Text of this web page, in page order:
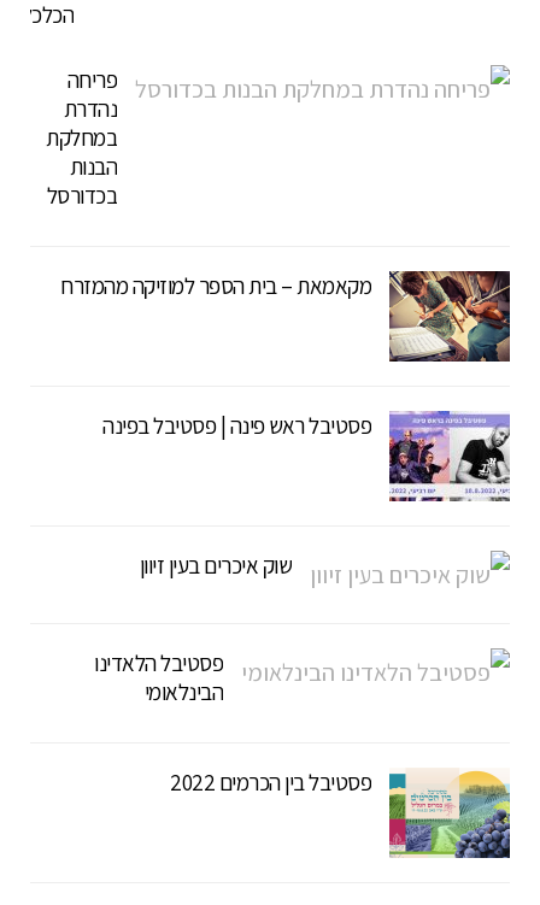
הכלכלית
פריחה
נהדרת
במחלקת
הבנות
בכדורסל
מקאמאת – בית הספר למוזיקה מהמזרח
פסטיבל ראש פינה | פסטיבל בפינה
שוק איכרים בעין זיוון
פסטיבל הלאדינו
הבינלאומי
פסטיבל בין הכרמים 2022